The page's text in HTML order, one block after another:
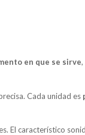
en que se sirve,
Cada unidad es
El característico